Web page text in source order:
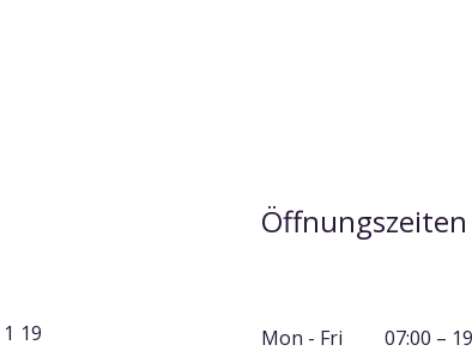
Öffnungszeiten
19 Mon - Fri 07:00 – 19